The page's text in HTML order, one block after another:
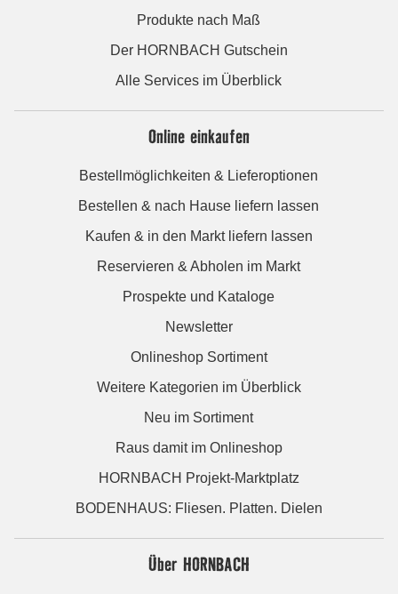
Produkte nach Maß
Der HORNBACH Gutschein
Alle Services im Überblick
Online einkaufen
Bestellmöglichkeiten & Lieferoptionen
Bestellen & nach Hause liefern lassen
Kaufen & in den Markt liefern lassen
Reservieren & Abholen im Markt
Prospekte und Kataloge
Newsletter
Onlineshop Sortiment
Weitere Kategorien im Überblick
Neu im Sortiment
Raus damit im Onlineshop
HORNBACH Projekt-Marktplatz
BODENHAUS: Fliesen. Platten. Dielen
Über HORNBACH